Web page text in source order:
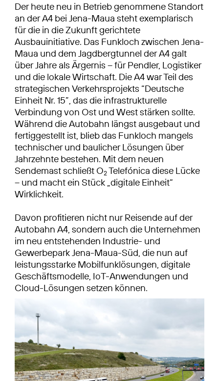
Der heute neu in Betrieb genommene Standort
an der A4 bei Jena-Maua steht exemplarisch
für die in die Zukunft gerichtete
Ausbauinitiative. Das Funkloch zwischen Jena-
Maua und dem Jagdbergtunnel der A4 galt
über Jahre als Ärgernis – für Pendler, Logistiker
und die lokale Wirtschaft. Die A4 war Teil des
strategischen Verkehrsprojekts “Deutsche
Einheit Nr. 15”, das die infrastrukturelle
Verbindung von Ost und West stärken sollte.
Während die Autobahn längst ausgebaut und
fertiggestellt ist, blieb das Funkloch mangels
technischer und baulicher Lösungen über
Jahrzehnte bestehen. Mit dem neuen
Sendemast schließt O2Telefónica diese Lücke
– und macht ein Stück „digitale Einheit“
Wirklichkeit.
Davon profitieren nicht nur Reisende auf der
Autobahn A4, sondern auch die Unternehmen
im neu entstehenden Industrie- und
Gewerbepark Jena-Maua-Süd, die nun auf
leistungsstarke Mobilfunklösungen, digitale
Geschäftsmodelle, IoT-Anwendungen und
Cloud-Lösungen setzen können.